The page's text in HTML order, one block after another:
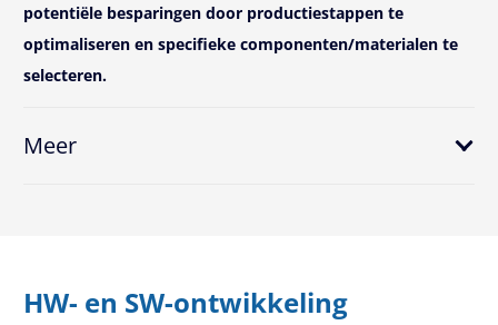
potentiële besparingen door productiestappen te
optimaliseren en specifieke componenten/materialen te
selecteren.
Meer
HW- en SW-ontwikkeling